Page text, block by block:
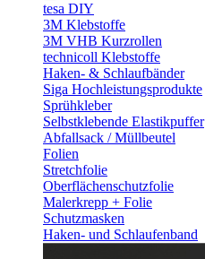
tesa DIY
3M Klebstoffe
3M VHB Kurzrollen
technicoll Klebstoffe
Haken- & Schlaufbänder
Siga Hochleistungsprodukte
Sprühkleber
Selbstklebende Elastikpuffer
Abfallsack / Müllbeutel
Folien
Stretchfolie
Oberflächenschutzfolie
Malerkrepp + Folie
Schutzmasken
Haken- und Schlaufenband